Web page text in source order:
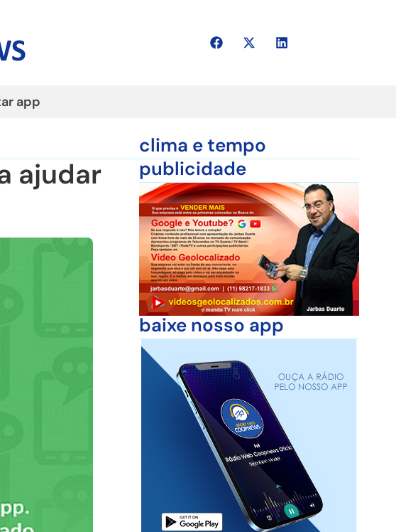
app
ajudar
clima e tempo
publicidade
baixe nosso app